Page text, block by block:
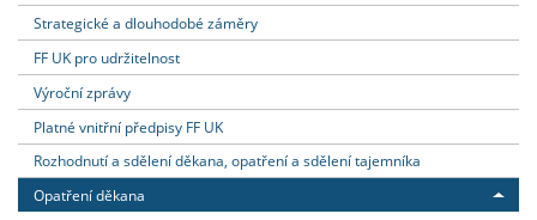
Strategické a dlouhodobé záměry
FF UK pro udržitelnost
Výroční zprávy
Platné vnitřní předpisy FF UK
Rozhodnutí a sdělení děkana, opatření a sdělení tajemníka
Opatření děkana